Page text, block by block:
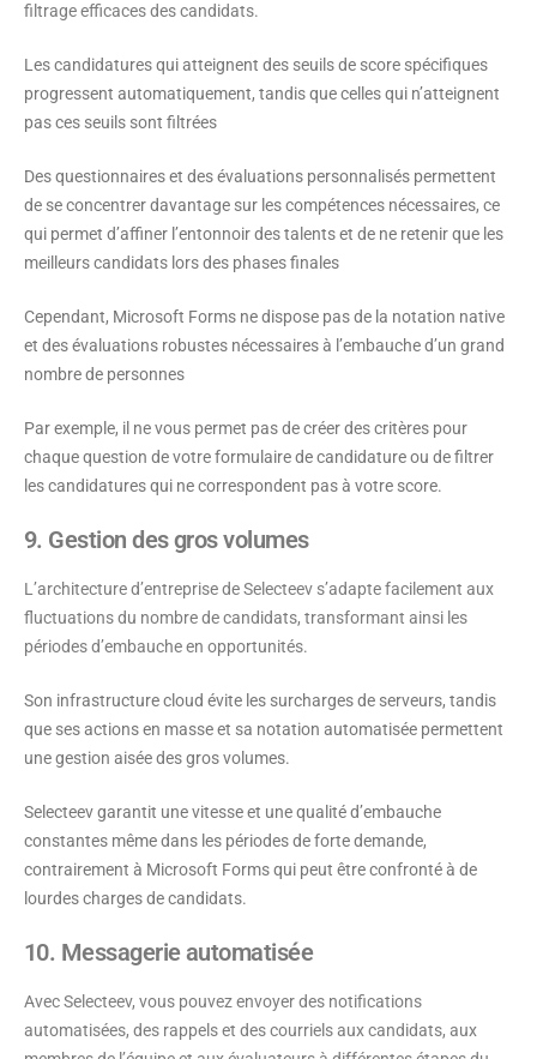
filtrage efficaces des candidats.
Les candidatures qui atteignent des seuils de score spécifiques
progressent automatiquement, tandis que celles qui n’atteignent
pas ces seuils sont filtrées
Des questionnaires et des évaluations personnalisés permettent
de se concentrer davantage sur les compétences nécessaires, ce
qui permet d’affiner l’entonnoir des talents et de ne retenir que les
meilleurs candidats lors des phases finales
Cependant, Microsoft Forms ne dispose pas de la notation native
et des évaluations robustes nécessaires à l’embauche d’un grand
nombre de personnes
Par exemple, il ne vous permet pas de créer des critères pour
chaque question de votre formulaire de candidature ou de filtrer
les candidatures qui ne correspondent pas à votre score.
9. Gestion des gros volumes
L’architecture d’entreprise de Selecteev s’adapte facilement aux
fluctuations du nombre de candidats, transformant ainsi les
périodes d’embauche en opportunités.
Son infrastructure cloud évite les surcharges de serveurs, tandis
que ses actions en masse et sa notation automatisée permettent
une gestion aisée des gros volumes.
Selecteev garantit une vitesse et une qualité d’embauche
constantes même dans les périodes de forte demande,
contrairement à Microsoft Forms qui peut être confronté à de
lourdes charges de candidats.
10. Messagerie automatisée
Avec Selecteev, vous pouvez envoyer des notifications
automatisées, des rappels et des courriels aux candidats, aux